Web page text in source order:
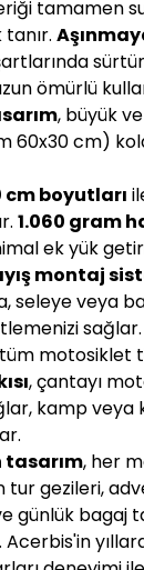
tamamen
ömürlü
, büyük
60x30 cm)
cm boyutları
1.060 gram
ek yük
montaj
seleye veya
motosiklet
, çantayı
kamp veya
tasarım, her
tur gezileri,
günlük bagaj